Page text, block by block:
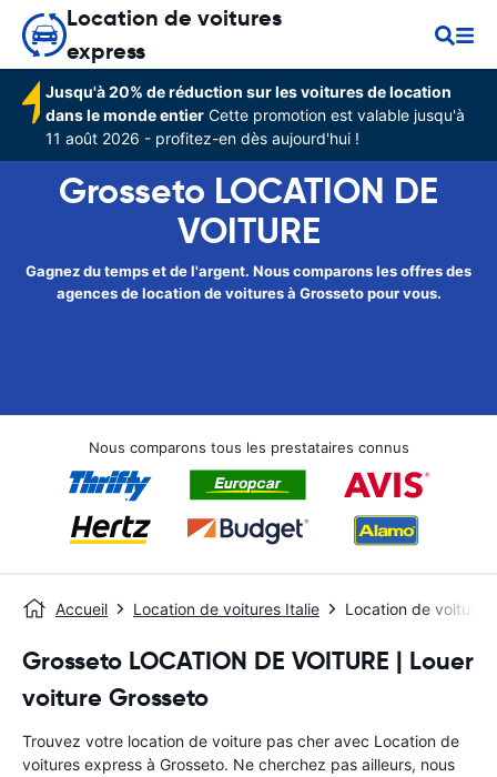
Location de voitures
express
Jusqu'à 20% de réduction sur les voitures de location
dans le monde entier Cette promotion est valable jusqu'à
11 août 2026 - profitez-en dès aujourd'hui !
Grosseto LOCATION DE
VOITURE
Gagnez du temps et de l'argent. Nous comparons les offres des
agences de location de voitures à Grosseto pour vous.
Nous comparons tous les prestataires connus
Accueil Location de voitures Italie Location de voitures
Grosseto LOCATION DE VOITURE | Louer
voiture Grosseto
Trouvez votre location de voiture pas cher avec Location de
voitures express à Grosseto. Ne cherchez pas ailleurs, nous